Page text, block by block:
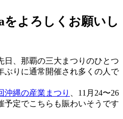
をよろしくお願いし
日、那覇の三大まつりのひとつ
ぶりに通常開催され多くの人で
沖縄の産業まつり
、11月24〜26
予定でこちらも賑わいそうです